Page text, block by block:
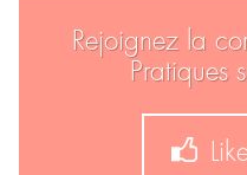
Rejoignez la
Pratiques